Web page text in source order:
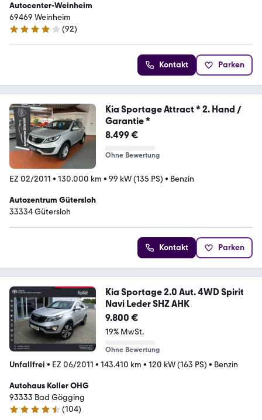
Autocenter-Weinheim
69469 Weinheim
4.2 Sterne
(92)
Kontakt Parken
Kia Sportage Attract * 2. Hand /
Garantie *
8.499 €
Ohne Bewertung
EZ 02/2011 • 130.000 km • 99 kW (135 PS) • Benzin
Autozentrum Gütersloh
33334 Gütersloh
Kontakt Parken
Kia Sportage 2.0 Aut. 4WD Spirit
Navi Leder SHZ AHK
9.800 €
19% MwSt.
Ohne Bewertung
Unfallfrei • EZ 06/2011 • 143.410 km • 120 kW (163 PS) • Benzin
Autohaus Koller OHG
93333 Bad Gögging
4.3 Sterne
(104)